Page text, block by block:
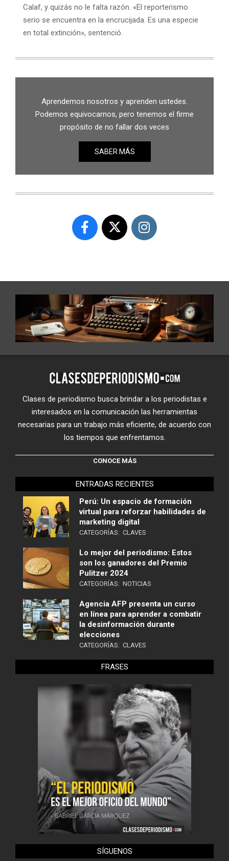
Calaf, y quizás no le falta razón. «El reporterismo
serio se encuentra en la encrucijada. Es una especie
en total extinción», sentenció.
Aprendemos nosotros y aprenden ustedes.
Podemos equivocarnos, pero tenemos el firme
propósito de no fallar dos veces
SABER MÁS
Clases de periodismo busca brindar a los periodistas e
interesados en la comunicación las herramientas
necesarias para un trabajo más eficiente, de acuerdo con
los tiempos que enfrentamos.
CONOCE MÁS
ENTRADAS RECIENTES
Perú: Un espacio de formación
virtual para reforzar habilidades de
marketing digital
CATEGORÍAS: CLAVES
Lo mejor del periodismo: Estos
son los ganadores del Premio
Pulitzer 2024
CATEGORÍAS: NOTICIAS
Agencia AFP presenta un curso
en línea para aprender a combatir
la desinformación durante
elecciones
CATEGORÍAS: CLAVES
FRASES
SÍGUENOS